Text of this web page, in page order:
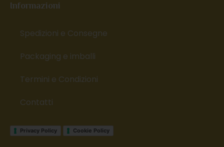
Informazioni
Spedizioni e Consegne
Packaging e imballi
Termini e Condizioni
Contatti
Privacy Policy Cookie Policy